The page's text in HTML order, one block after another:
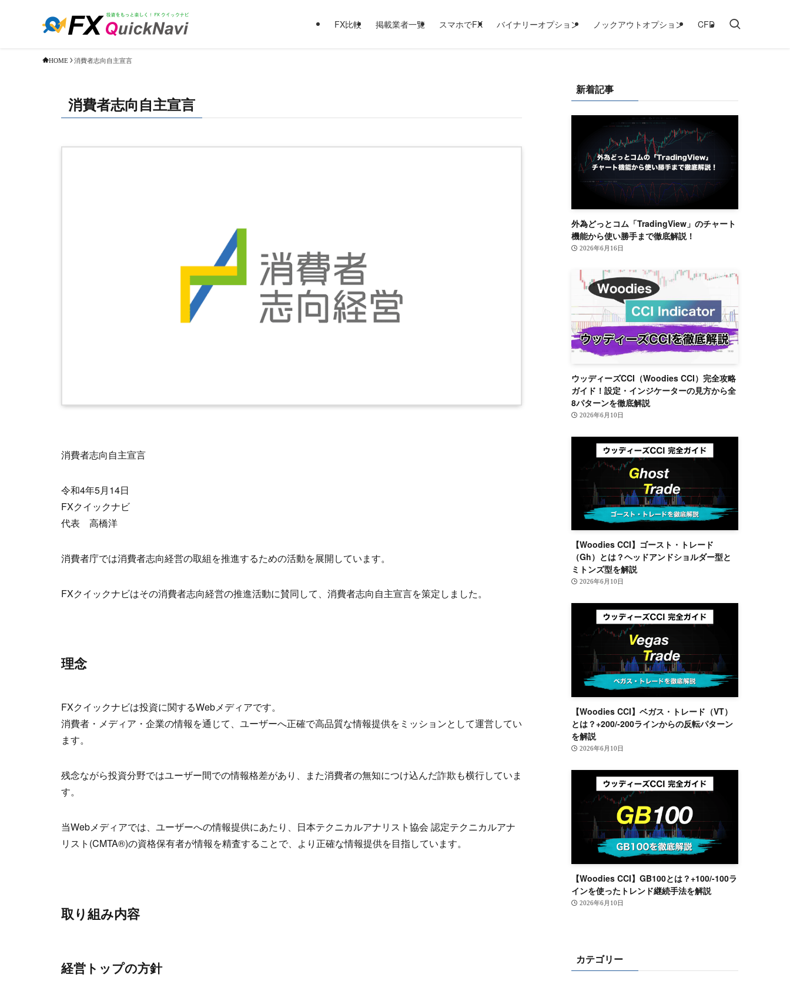
FX比較 掲載業者一覧 スマホでFX バイナリーオプション ノックアウトオプション CFD
HOME 消費者志向自主宣言
消費者志向自主宣言
消費者志向自主宣言
令和4年5月14日
FXクイックナビ
代表 高橋洋
消費者庁では消費者志向経営の取組を推進するための活動を展開しています。
FXクイックナビはその消費者志向経営の推進活動に賛同して、消費者志向自主宣言を策定しました。
理念
FXクイックナビは投資に関するWebメディアです。
消費者・メディア・企業の情報を通じて、ユーザーへ正確で高品質な情報提供をミッションとして運営してい
ます。
残念ながら投資分野ではユーザー間での情報格差があり、また消費者の無知につけ込んだ詐欺も横行していま
す。
当Webメディアでは、ユーザーへの情報提供にあたり、日本テクニカルアナリスト協会 認定テクニカルアナ
リスト(CMTA®)の資格保有者が情報を精査することで、より正確な情報提供を目指しています。
取り組み内容
経営トップの方針
新着記事
外為どっとコム「TradingView」のチャート
機能から使い勝手まで徹底解説！
2026年6月16日
ウッディーズCCI（Woodies CCI）完全攻略
ガイド！設定・インジケーターの見方から全
8パターンを徹底解説
2026年6月10日
【Woodies CCI】ゴースト・トレード
（Gh）とは？ヘッドアンドショルダー型と
ミトンズ型を解説
2026年6月10日
【Woodies CCI】ベガス・トレード（VT）
とは？+200/-200ラインからの反転パターン
を解説
2026年6月10日
【Woodies CCI】GB100とは？+100/-100ラ
インを使ったトレンド継続手法を解説
2026年6月10日
カテゴリー